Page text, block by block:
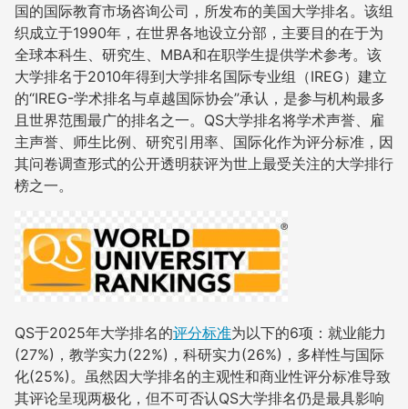
国的国际教育市场咨询公司，所发布的美国大学排名。该组
织成立于1990年，在世界各地设立分部，主要目的在于为
全球本科生、研究生、MBA和在职学生提供学术参考。该
大学排名于2010年得到大学排名国际专业组（IREG）建立
的“IREG-学术排名与卓越国际协会”承认，是参与机构最多
且世界范围最广的排名之一。QS大学排名将学术声誉、雇
主声誉、师生比例、研究引用率、国际化作为评分标准，因
其问卷调查形式的公开透明获评为世上最受关注的大学排行
榜之一。
QS于2025年大学排名的评分标准为以下的6项：就业能力
(27%)，教学实力(22%)，科研实力(26%)，多样性与国际
化(25%)。 虽然因大学排名的主观性和商业性评分标准导致
其评论呈现两极化，但不可否认QS大学排名仍是最具影响